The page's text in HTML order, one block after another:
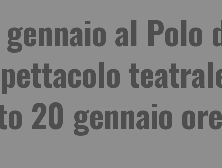
al Polo
20 gennaio